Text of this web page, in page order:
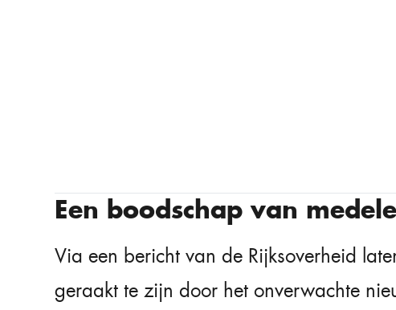
Een boodschap van
Via een bericht van de Rijksoverheid
geraakt te zijn door het onverwachte